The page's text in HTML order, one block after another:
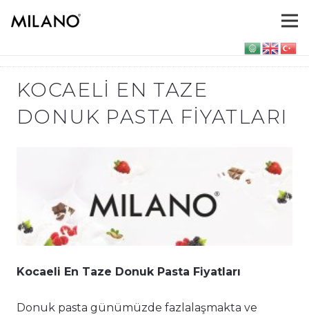
KOCAELI EN TAZE
DONUK PASTA FIYATLARI
Kocaeli En Taze Donuk Pasta Fiyatları
Donuk pasta günümüzde fazlalaşmakta ve